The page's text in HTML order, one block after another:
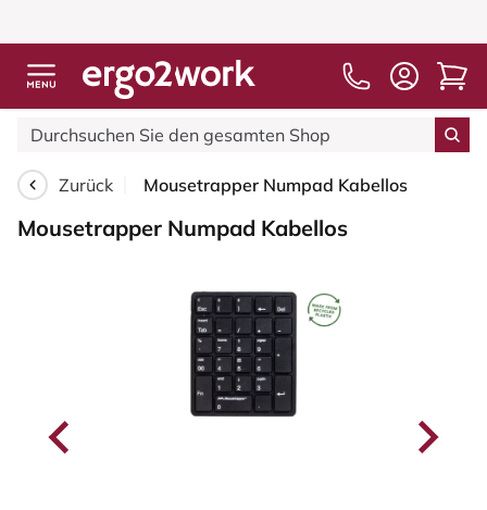
Zurück Mousetrapper Numpad Kabellos
Mousetrapper Numpad Kabellos